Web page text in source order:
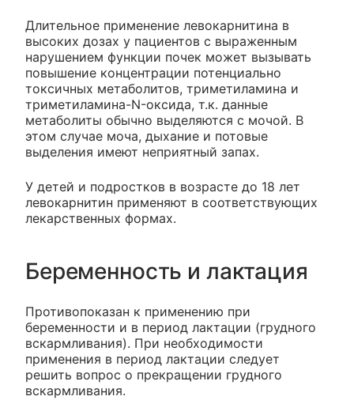
Длительное применение левокарнитина в
высоких дозах у пациентов с выраженным
нарушением функции почек может вызывать
повышение концентрации потенциально
токсичных метаболитов, триметиламина и
триметиламина-N-оксида, т.к. данные
метаболиты обычно выделяются с мочой. В
этом случае моча, дыхание и потовые
выделения имеют неприятный запах.
У детей и подростков в возрасте до 18 лет
левокарнитин применяют в соответствующих
лекарственных формах.
Беременность и лактация
Противопоказан к применению при
беременности и в период лактации (грудного
вскармливания). При необходимости
применения в период лактации следует
решить вопрос о прекращении грудного
вскармливания.